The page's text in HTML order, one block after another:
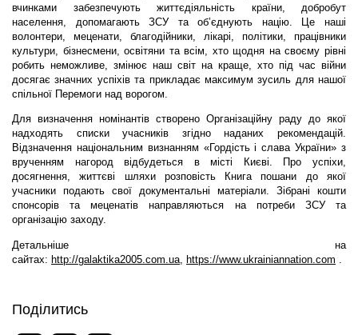
вчинками забезпечують життєдіяльність країни, добробут
населення, допомагають ЗСУ та об’єднують націю. Це наші
волонтери, меценати, благодійники, лікарі, політики, працівники
культури, бізнесмени, освітяни та всім, хто щодня на своєму рівні
робить неможливе, змінює наш світ на краще, хто під час війни
досягає значних успіхів та прикладає максимум зусиль для нашої
спільної Перемоги над ворогом.
Для визначення номінантів створено Організаційну раду до якої
надходять списки учасників згідно наданих рекомендацій.
Відзначення національним визнанням «Гордість і слава України» з
врученням нагород відбудеться в місті Києві. Про успіхи,
досягнення, життєві шляхи розповість Книга пошани до якої
учасники подають свої документальні матеріали. Зібрані кошти
спонсорів та меценатів направляються на потреби ЗСУ та
організацію заходу.
Детальніше на
сайтах: http://galaktika2005.com.ua https://www.ukrainiannation.com
Поділитись